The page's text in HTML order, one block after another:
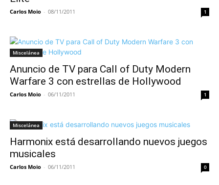
Carlos Moio - 08/11/2011 1
Miscelánea
Anuncio de TV para Call of Duty Modern
Warfare 3 con estrellas de Hollywood
Carlos Moio - 06/11/2011 1
Miscelánea
Harmonix está desarrollando nuevos juegos
musicales
Carlos Moio - 06/11/2011 0